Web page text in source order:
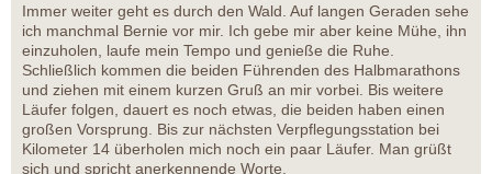
Immer weiter geht es durch den Wald. Auf langen Geraden sehe
ich manchmal Bernie vor mir. Ich gebe mir aber keine Mühe, ihn
einzuholen, laufe mein Tempo und genieße die Ruhe.
Schließlich kommen die beiden Führenden des Halbmarathons
und ziehen mit einem kurzen Gruß an mir vorbei. Bis weitere
Läufer folgen, dauert es noch etwas, die beiden haben einen
großen Vorsprung. Bis zur nächsten Verpflegungsstation bei
Kilometer 14 überholen mich noch ein paar Läufer. Man grüßt
sich und spricht anerkennende Worte.